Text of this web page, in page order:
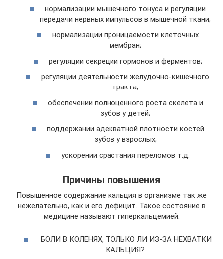
нормализации мышечного тонуса и регуляции
передачи нервных импульсов в мышечной ткани;
нормализации проницаемости клеточных
мембран;
регуляции секреции гормонов и ферментов;
регуляции деятельности желудочно-кишечного
тракта;
обеспечении полноценного роста скелета и
зубов у детей;
поддержании адекватной плотности костей
зубов у взрослых;
ускорении срастания переломов т.д.
Причины повышения
Повышенное содержание кальция в организме так же
нежелательно, как и его дефицит. Такое состояние в
медицине называют гиперкальцемией.
БОЛИ В КОЛЕНЯХ, ТОЛЬКО ЛИ ИЗ-ЗА НЕХВАТКИ
КАЛЬЦИЯ?